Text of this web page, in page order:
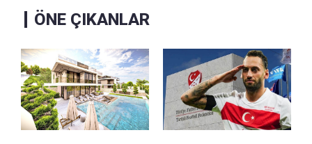
ÖNE ÇIKANLAR